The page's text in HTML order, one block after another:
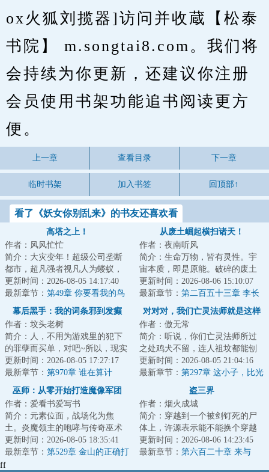
ox火狐刘揽器]访问并收蔵【松泰
书院】 m.songtai8.com。我们将
会持续为你更新，还建议你注册
会员使用书架功能追书阅读更方
便。
上一章 查看目录 下一章
临时书架 加入书签 回顶部↑
看了《妖女你别乱来》的书友还喜欢看
高塔之上！
作者：风风忙忙
简介：大灾变年！超级公司垄断
都市，超凡强者视凡人为蝼蚁，
上升的通道已被彻底控制。修仙
者们装载【外置...
更新时间：2026-08-05 14:17:40
最新章节： 第49章 你要看我的鸟
不？
从废土崛起横扫诸天！
作者：夜南听风
简介：生命万物，皆有灵性。宇
宙本质，即是原能。破碎的废土
上，充斥着辐射与畸变，浩瀚的
星河中，是无尽...
更新时间：2026-08-06 15:10:07
最新章节： 第二百五十三章 李长
林的茫然
幕后黑手：我的词条邪到发癫
作者：坟头老树
简介：人，不用为游戏里的犯下
的罪孽而买单，对吧~所以，现实
里我唯唯诺诺，游戏里我重拳出
击。现实里我...
更新时间：2026-08-05 17:27:17
最新章节： 第970章 谁在算计
我？！！
对对对，我们亡灵法师就是这样
作者：傲无常
简介：听说，你们亡灵法师所过
之处鸡犬不留，连人祖坟都能刨
个精光？对对对，你说的都对，
我们亡灵法师就...
更新时间：2026-08-05 21:04:16
最新章节： 第297章 这小子，比光
巫师：从零开始打造魔像军团
作者：爱看书爱写书
简介：元素位面，战场化为焦
土。炎魔领主的咆哮与传奇巫术
对撞，将山脉破碎，令河流沸
腾。巫师们的防线在...
更新时间：2026-08-05 18:35:41
最新章节： 第529章 金山的正确打
开方式
盗三界
作者：烟火成城
简介：穿越到一个被剑钉死的尸
体上，许源表示能不能换个穿越
对象，否则自己一附身就又又又
死了。面对这位...
更新时间：2026-08-06 14:23:45
最新章节： 第六百二十章 来与
ff